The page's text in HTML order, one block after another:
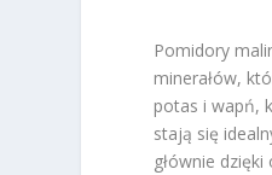
Pomidory
minerałów,
potas i wapń,
stają się
głównie